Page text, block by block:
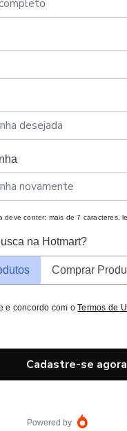
deve conter: mais de 7 caracteres,
na Hotmart?
Comprar
e concordo com oTermos de
Cadastre-se agora
Powered by